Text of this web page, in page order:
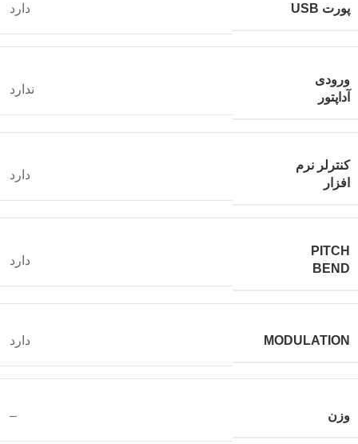
پورت USB دارد
ورودی
آداپتور
ندارد
کنترلر نرم
افزار
دارد
PITCH
BEND
دارد
MODULATION دارد
وزن –